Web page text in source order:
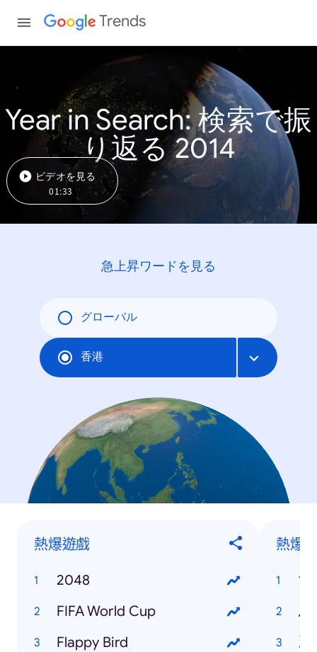
Trends
Year in Search: 検索で振
り返る 2014
ビデオを見る
01:33
急上昇ワードを見る
グローバル
香港
熱爆遊戲
2048
FIFA World Cup
Flappy Bird
熱爆
世
馬
冰